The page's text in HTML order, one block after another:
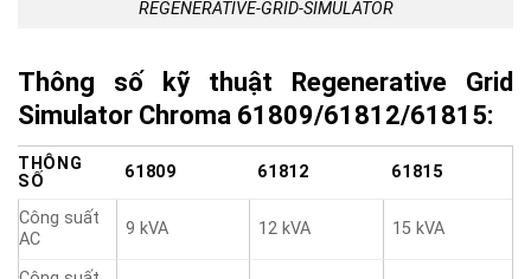
REGENERATIVE-GRID-SIMULATOR
Thông số kỹ thuật
Regenerative Grid
Simulator Chroma 61809/61812/61815:
THÔNG
SỐ
61809 61812 61815
Công suất
AC
9 kVA 12 kVA 15 kVA